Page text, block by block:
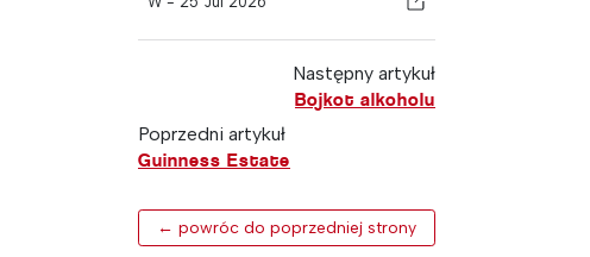
Następny artykuł
Bojkot alkoholu
Poprzedni artykuł
Guinness Estate
← powróc do poprzedniej strony